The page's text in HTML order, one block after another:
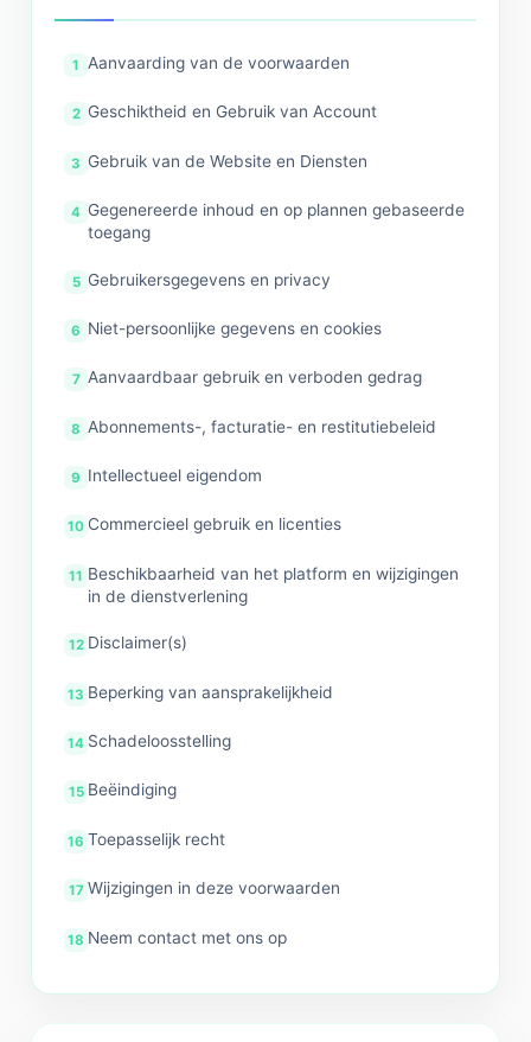
Aanvaarding van de voorwaarden
Geschiktheid en Gebruik van Account
Gebruik van de Website en Diensten
Gegenereerde inhoud en op plannen gebaseerde
toegang
Gebruikersgegevens en privacy
Niet-persoonlijke gegevens en cookies
Aanvaardbaar gebruik en verboden gedrag
Abonnements-, facturatie- en restitutiebeleid
Intellectueel eigendom
Commercieel gebruik en licenties
Beschikbaarheid van het platform en wijzigingen
in de dienstverlening
Disclaimer(s)
Beperking van aansprakelijkheid
Schadeloosstelling
Beëindiging
Toepasselijk recht
Wijzigingen in deze voorwaarden
Neem contact met ons op